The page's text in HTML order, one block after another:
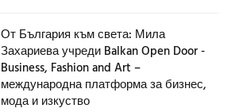
От България към света: Мила
Захариева учреди Balkan Open Door -
Business, Fashion and Art –
международна платформа за бизнес,
мода и изкуство